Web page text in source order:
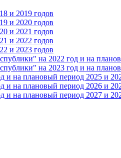
и 2019 годов
и 2020 годов
и 2021 годов
и 2022 годов
и 2023 годов
на 2022 год и на
на 2023 год и на
на плановый период 2025 и
на плановый период 2026 и
на плановый период 2027 и